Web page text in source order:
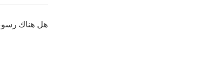
هل هناك